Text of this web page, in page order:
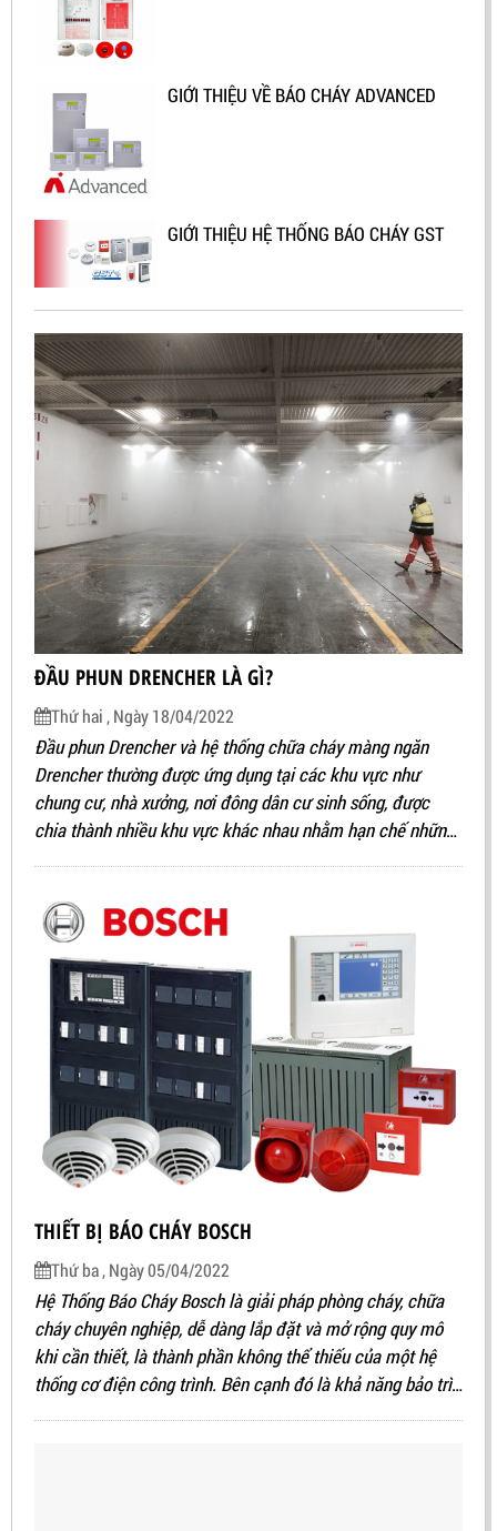
GIỚI THIỆU VỀ BÁO CHÁY ADVANCED
GIỚI THIỆU HỆ THỐNG BÁO CHÁY GST
ĐẦU PHUN DRENCHER LÀ GÌ?
Thứ hai , Ngày 18/04/2022
Đầu phun Drencher và hệ thống chữa cháy màng ngăn
Drencher thường được ứng dụng tại các khu vực như
chung cư, nhà xưởng, nơi đông dân cư sinh sống, được
chia thành nhiều khu vực khác nhau nhằm hạn chế những
THIẾT BỊ BÁO CHÁY BOSCH
Thứ ba , Ngày 05/04/2022
Hệ Thống Báo Cháy Bosch là giải pháp phòng cháy, chữa
cháy chuyên nghiệp, dễ dàng lắp đặt và mở rộng quy mô
khi cần thiết, là thành phần không thể thiếu của một hệ
thống cơ điện công trình. Bên cạnh đó là khả năng bảo trì